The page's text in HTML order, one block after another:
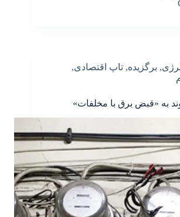
, برگزیده, تاپ اقتصادی,
به «قبض برق با مخلفات»